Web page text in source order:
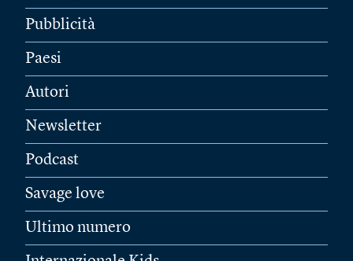
Pubblicità
Paesi
Autori
Newsletter
Podcast
Savage love
Ultimo numero